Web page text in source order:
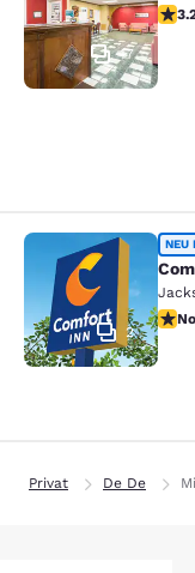
17
3.17-
Comfort Inn
2
NEU
Privat De De